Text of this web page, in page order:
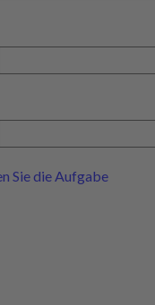
Sie die Aufgabe